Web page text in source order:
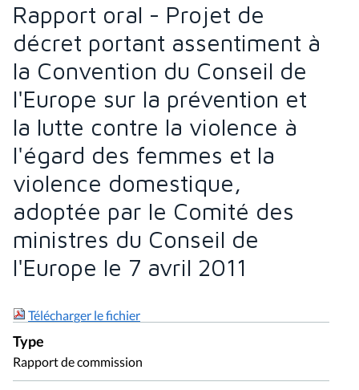
Rapport oral - Projet de
décret portant assentiment à
la Convention du Conseil de
l'Europe sur la prévention et
la lutte contre la violence à
l'égard des femmes et la
violence domestique,
adoptée par le Comité des
ministres du Conseil de
l'Europe le 7 avril 2011
Télécharger le fichier
Type
Rapport de commission